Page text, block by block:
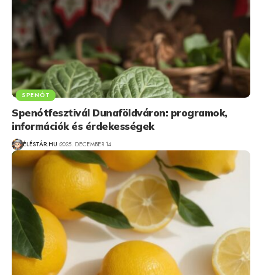
SPENÓT
Spenótfesztivál Dunaföldváron: programok,
információk és érdekességek
ÉLÉSTÁR.HU 2025. DECEMBER 14.